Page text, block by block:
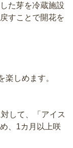
た芽を冷蔵施設
すことで開花を
しめます。
して、「アイス
、1カ月以上咲